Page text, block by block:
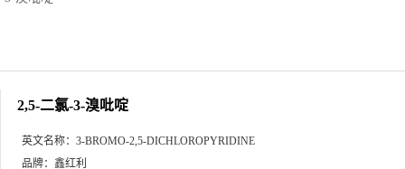
2,5-二氯-3-溴吡啶
英文名称： 3-BROMO-2,5-DICHLOROPYRIDINE
品牌： 鑫红利